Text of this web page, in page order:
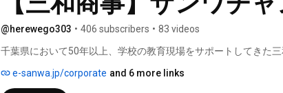
@herewego303 • 406 subscribers • 83 videos
千葉県において50年以上、学校の教育現場をサポートしてきた
e-sanwa.jp/corporate and 6 more links